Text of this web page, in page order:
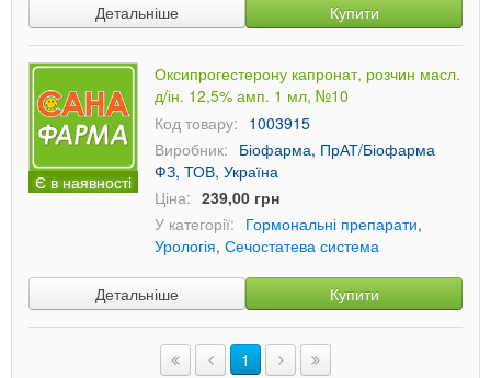
Детальніше Купити
Є в наявності
Оксипрогестерону капронат, розчин масл.
д/ін. 12,5% амп. 1 мл, №10
Код товару: 1003915
Виробник: Біофарма, ПрАТ/Біофарма
ФЗ, ТОВ, Україна
Ціна: 239,00 грн
У категорії: Гормональні препарати,
Урологія, Сечостатева система
Детальніше Купити
1